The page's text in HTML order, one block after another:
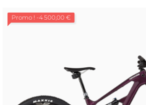
Promo ! -4 500,00 €